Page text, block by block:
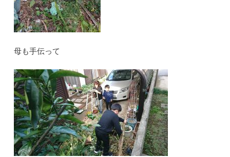
母も手伝って